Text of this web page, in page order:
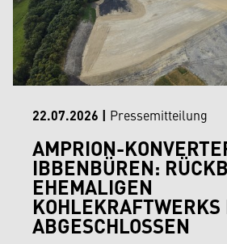
22.07.2026 | Pressemitteilung
AMPRION-
IBBENBÜREN:
EHEMALIGEN
KOHLEKRAFTWERKS
ABGESCHLOSSEN